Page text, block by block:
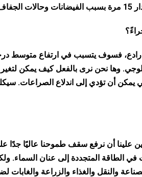
وها نحن نرى بالفعل كيف يمكن
يمكن أن تؤدي إلى اندلاع الصراعات.
علينا أن نرفع سقف طموحنا عاليًا
في الطاقة المتجددة إلى عنان السماء.
والنقل والغذاء والزراعة